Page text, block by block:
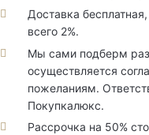
Доставка
всего 2%.
Мы сами подберм
осуществляется
пожеланиям.
Покупкалюкс.
Рассрочка на 50%